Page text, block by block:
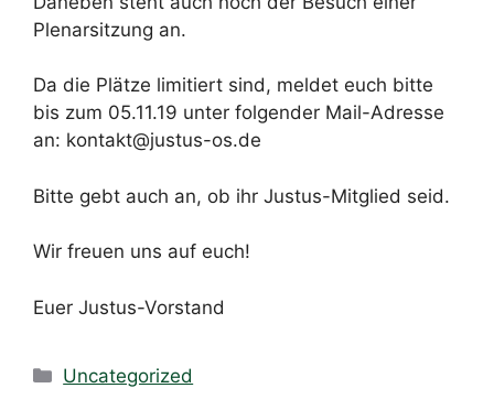
Plenarsitzung an.
Da die Plätze limitiert sind, meldet euch bitte
bis zum 05.11.19 unter folgender Mail-Adresse
an: kontakt@justus-os.de
Bitte gebt auch an, ob ihr Justus-Mitglied seid.
Wir freuen uns auf euch!
Euer Justus-Vorstand
Uncategorized